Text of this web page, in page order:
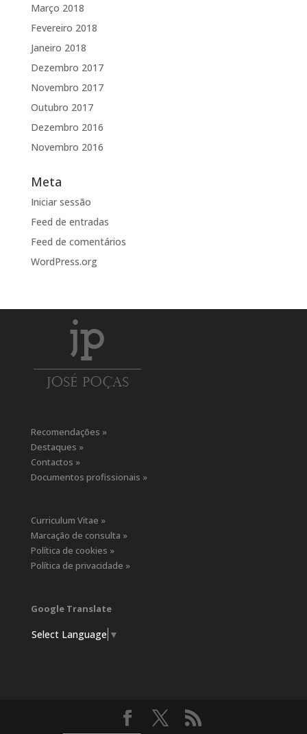
Março 2018
Fevereiro 2018
Janeiro 2018
Dezembro 2017
Novembro 2017
Outubro 2017
Dezembro 2016
Novembro 2016
Meta
Iniciar sessão
Feed de entradas
Feed de comentários
WordPress.org
Recomendações »
Destaques »
Contactos »
Documentos profissionais »
Curriculum Vitae »
Marcação de consulta »
Política de cookies »
Política de privacidade »
Google Translate
Select Language ▼